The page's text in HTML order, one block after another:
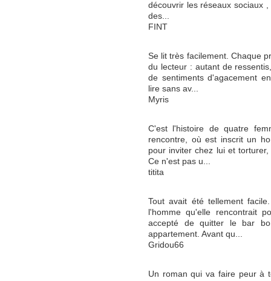
découvrir les réseaux sociaux
des...
FINT
Se lit très facilement. Chaque
du lecteur : autant de
de sentiments d'agacement
lire sans av...
Myris
C'est l'histoire de quatre
rencontre, où est inscrit un
pour inviter chez lui et
Ce n'est pas u...
titita
Tout avait été tellement
l'homme qu'elle rencontrait
accepté de quitter le bar
appartement. Avant qu...
Gridou66
Un roman qui va faire peur à